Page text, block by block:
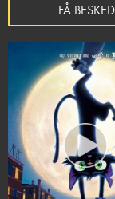
FÅ